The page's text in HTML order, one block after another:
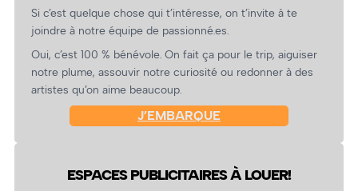
Si c’est quelque chose qui t’intéresse, on t’invite à te
joindre à notre équipe de passionné.es.
Oui, c’est 100 % bénévole. On fait ça pour le trip, aiguiser
notre plume, assouvir notre curiosité ou redonner à des
artistes qu’on aime beaucoup.
J’EMBARQUE
ESPACES PUBLICITAIRES À LOUER!